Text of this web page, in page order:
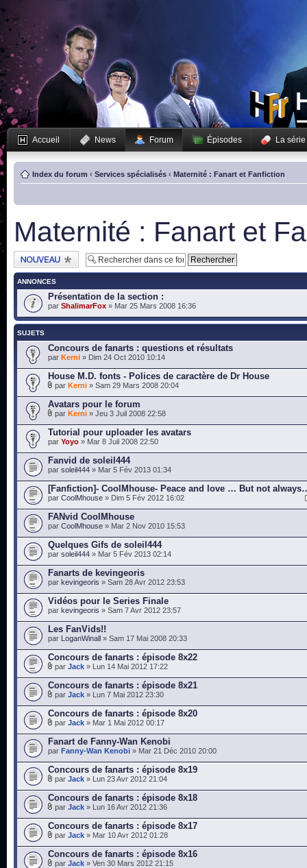
Accueil News Forum Épisodes La série
Index du forum ‹ Services spécialisés ‹ Maternité : Fanart et Fanfiction
Maternité : Fanart et
Publier un nouveau
sujet
ANNONCES
Présentation de la section :
par ShalimarFox » Mar 25 Mars 2008 16:36
SUJETS
Concours de fanarts : questions et résultats
par Kerni » Dim 24 Oct 2010 10:14
House M.D. fonts - Polices de caractère de Dr House
par Kerni » Sam 29 Mars 2008 20:04
Avatars pour le forum
par Kerni » Jeu 3 Juil 2008 22:58
Tutorial pour uploader les avatars
par Yoyo » Mar 8 Juil 2008 22:50
Fanvid de soleil444
par soleil444 » Mar 5 Fév 2013 01:34
[Fanfiction]- CoolMhouse- Peace and love … But not
par CoolMhouse » Dim 5 Fév 2012 16:02
FANvid CoolMhouse
par CoolMhouse » Mar 2 Nov 2010 15:53
Quelques Gifs de soleil444
par soleil444 » Mar 5 Fév 2013 02:14
Fanarts de kevingeoris
par kevingeoris » Sam 28 Avr 2012 23:53
Vidéos pour le Series Finale
par kevingeoris » Sam 7 Avr 2012 23:57
Les FanVids!!
par LoganWinall » Sam 17 Mai 2008 20:33
Concours de fanarts : épisode 8x22
par Jack » Lun 14 Mai 2012 17:22
Concours de fanarts : épisode 8x21
par Jack » Lun 7 Mai 2012 23:30
Concours de fanarts : épisode 8x20
par Jack » Mar 1 Mai 2012 00:17
Fanart de Fanny-Wan Kenobi
par Fanny-Wan Kenobi » Mar 21 Déc 2010 20:00
Concours de fanarts : épisode 8x19
par Jack » Lun 23 Avr 2012 21:04
Concours de fanarts : épisode 8x18
par Jack » Lun 16 Avr 2012 21:36
Concours de fanarts : épisode 8x17
par Jack » Mar 10 Avr 2012 01:28
Concours de fanarts : épisode 8x16
par Jack » Ven 30 Mars 2012 21:15